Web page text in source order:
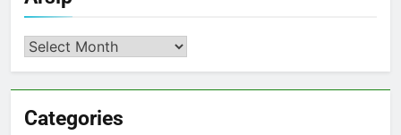
Arsip
Categories